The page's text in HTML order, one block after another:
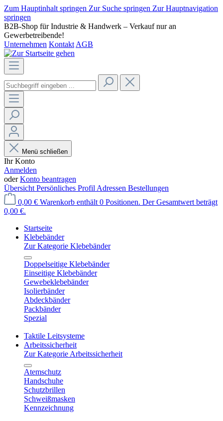
Zum Hauptinhalt springen Zur Suche springen Zur Hauptnavigation
springen
B2B-Shop für Industrie & Handwerk – Verkauf nur an
Gewerbetreibende!
Unternehmen Kontakt AGB
Menü schließen
Ihr Konto
Anmelden
oderKonto beantragen
Übersicht Persönliches Profil Adressen Bestellungen
0,00 € Warenkorb enthält 0 Positionen. Der Gesamtwert beträgt
0,00 €.
Startseite
Klebebänder
Zur Kategorie Klebebänder
Doppelseitige Klebebänder
Einseitige Klebebänder
Gewebeklebebänder
Isolierbänder
Abdeckbänder
Packbänder
Spezial
Taktile Leitsysteme
Arbeitssicherheit
Zur Kategorie Arbeitssicherheit
Atemschutz
Handschuhe
Schutzbrillen
Schweißmasken
Kennzeichnung